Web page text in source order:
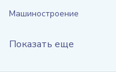
Машиностроение
Показать еще